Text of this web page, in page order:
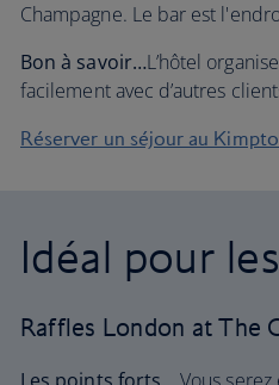
Champagne. Le bar est
Bon à savoir…L’hôtel
facilement avec d’autres
Réserver un séjour au
Idéal pour
Raffles London at The